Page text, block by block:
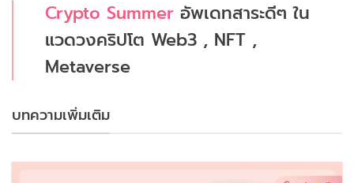
Crypto Summer อัพเดทสาระดีๆ ใน
แวดวงคริปโต Web3 , NFT ,
Metaverse
บทความเพิ่มเติม